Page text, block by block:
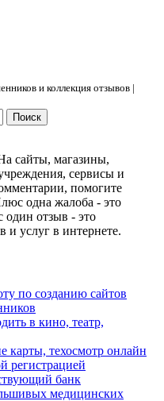
и коллекция отзывов |
сайты, магазины,
сервисы и
помогите
одна жалоба - это
отзыв - это
и услуг в интернете.
по созданию сайтов
в кино, театр,
карты, техосмотр онлайн
регистрацией
банк
медицинских